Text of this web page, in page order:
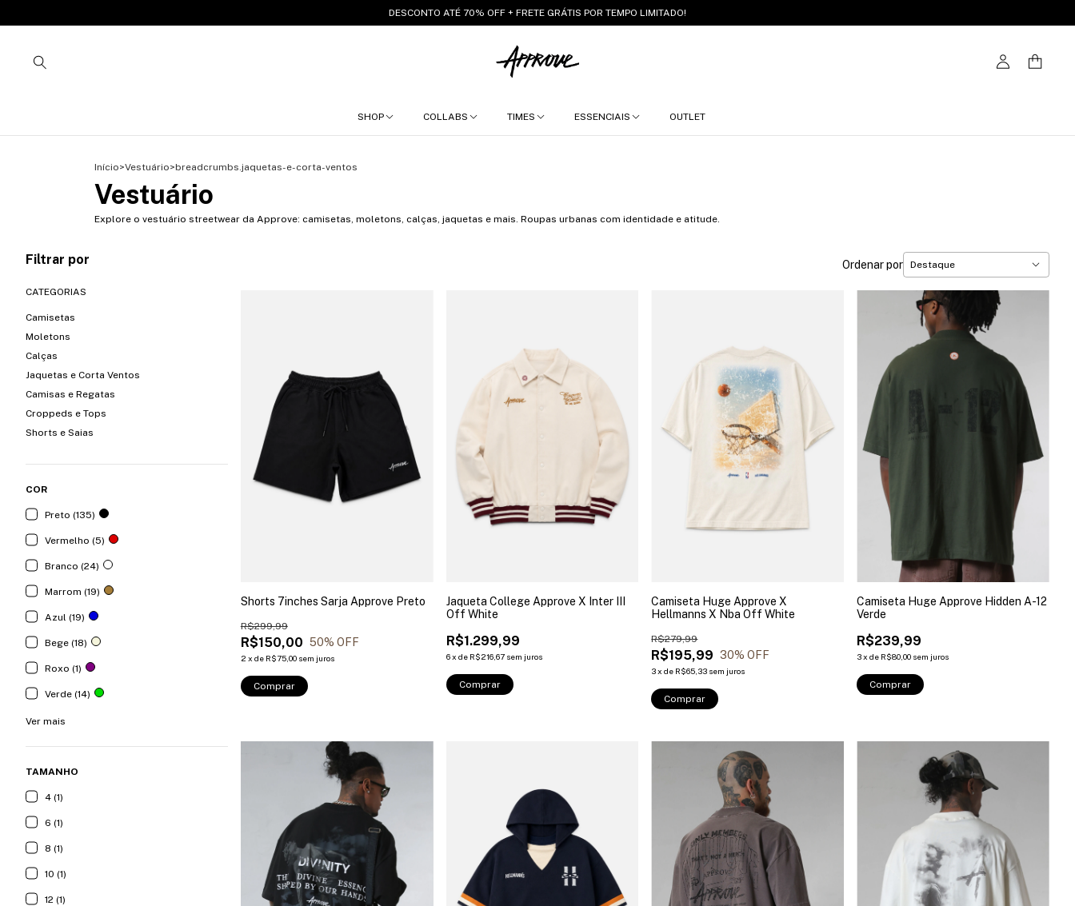
DESCONTO ATÉ 70% OFF + FRETE GRÁTIS POR TEMPO LIMITADO!
SHOP COLLABS TIMES ESSENCIAIS OUTLET
Início>Vestuário>breadcrumbs.jaquetas-e-corta-ventos
Vestuário
Explore o vestuário streetwear da Approve: camisetas, moletons, calças, jaquetas e mais. Roupas urbanas com identidade e atitude.
Filtrar por
CATEGORIAS
Camisetas
Moletons
Calças
Jaquetas e Corta Ventos
Camisas e Regatas
Croppeds e Tops
Shorts e Saias
COR
Preto (135)
Vermelho (5)
Branco (24)
Marrom (19)
Azul (19)
Bege (18)
Roxo (1)
Verde (14)
Ver mais
TAMANHO
4 (1)
6 (1)
8 (1)
10 (1)
12 (1)
Ordenar por
Shorts 7inches Sarja Approve Preto
R$150,00
R$299,99
50% OFF
2 x de R$75,00 sem juros
Comprar
Jaqueta College Approve X Inter III
Off White
R$1.299,99
6 x de R$216,67 sem juros
Comprar
Camiseta Huge Approve X
Hellmanns X Nba Off White
R$195,99
R$279,99
30% OFF
3xde R$65,33 sem juros
Comprar
Camiseta Huge Approve Hidden A-12
Verde
R$239,99
3xde R$80,00 sem juros
Comprar